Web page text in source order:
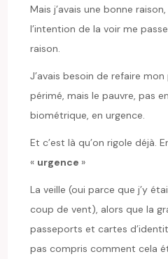
Mais j’avais une bonne
l’intention de la voir me
raison.
J’avais besoin de refaire
périmé, mais le pauvre, pas
biométrique, en urgence.
Et c’est là qu’on rigole déjà.
« urgence »
La veille (oui parce que j’y
coup de vent), alors que la
passeports et cartes
pas compris comment cela